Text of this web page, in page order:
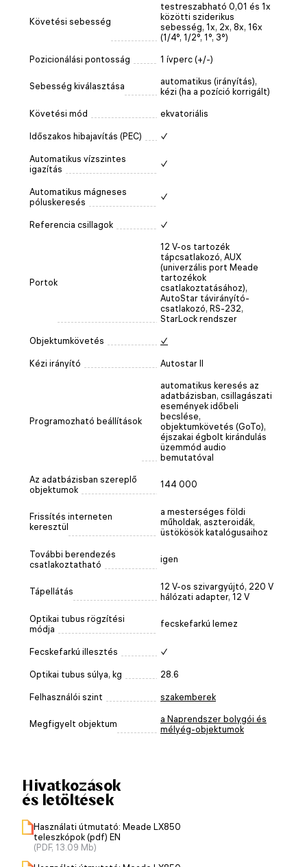
Követési sebesség
testreszabható 0,01 és 1x
közötti sziderikus
sebesség, 1x, 2x, 8х, 16x
(1/4°, 1/2°, 1°, 3°)
Pozicionálási pontosság 1 ívperc (+/-)
Sebesség kiválasztása
automatikus (irányítás),
kézi (ha a pozíció korrigált)
Követési mód ekvatoriális
Időszakos hibajavítás (PEC) ✓
Automatikus vízszintes
igazítás
✓
Automatikus mágneses
póluskeresés
✓
Referencia csillagok ✓
Portok
12 V-os tartozék
tápcsatlakozó, AUX
(univerzális port Meade
tartozékok
csatlakoztatásához),
AutoStar távirányító-
csatlakozó, RS-232,
StarLock rendszer
Objektumkövetés ✓
Kézi irányító Autostar II
Programozható beállítások
automatikus keresés az
adatbázisban, csillagászati
események időbeli
becslése,
objektumkövetés (GoTo),
éjszakai égbolt kirándulás
üzemmód audio
bemutatóval
Az adatbázisban szereplő
objektumok
144 000
Frissítés interneten
keresztül
a mesterséges földi
műholdak, aszteroidák,
üstökösök katalógusaihoz
További berendezés
csatlakoztatható
igen
Tápellátás
12 V-os szivargyújtó, 220 V
hálózati adapter, 12 V
Optikai tubus rögzítési
módja
fecskefarkú lemez
Fecskefarkú illesztés ✓
Optikai tubus súlya, kg 28.6
Felhasználói szint szakemberek
Megfigyelt objektum
a Naprendszer bolygói és
mélyég-objektumok
Hivatkozások
és letöltések
Használati útmutató: Meade LX850
teleszkópok (pdf) EN
(PDF, 13.09 Mb)